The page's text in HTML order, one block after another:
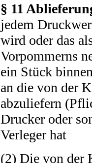
§ 11
jedem
wird oder das
Vorpommerns
ein Stück
an die von der
abzuliefern
Drucker oder
Verleger hat
(2) Die von der